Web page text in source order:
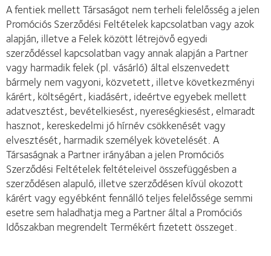
A fentiek mellett Társaságot nem terheli felelősség a jelen
Promóciós Szerződési Feltételek kapcsolatban vagy azok
alapján, illetve a Felek között létrejövő egyedi
szerződéssel kapcsolatban vagy annak alapján a Partner
vagy harmadik felek (pl. vásárló) által elszenvedett
bármely nem vagyoni, közvetett, illetve következményi
kárért, költségért, kiadásért, ideértve egyebek mellett
adatvesztést, bevételkiesést, nyereségkiesést, elmaradt
hasznot, kereskedelmi jó hírnév csökkenését vagy
elvesztését, harmadik személyek követelését. A
Társaságnak a Partner irányában a jelen Promóciós
Szerződési Feltételek feltételeivel összefüggésben a
szerződésen alapuló, illetve szerződésen kívül okozott
kárért vagy egyébként fennálló teljes felelőssége semmi
esetre sem haladhatja meg a Partner által a Promóciós
Időszakban megrendelt Termékért fizetett összeget.